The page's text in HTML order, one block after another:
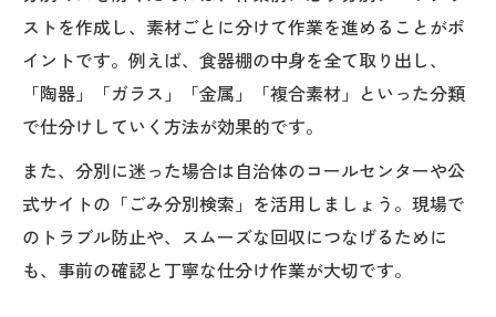
ストを作成し、素材ごとに分けて作業を進めることがポ
イントです。例えば、食器棚の中身を全て取り出し、
「陶器」「ガラス」「金属」「複合素材」といった分類
で仕分けしていく方法が効果的です。
また、分別に迷った場合は自治体のコールセンターや公
式サイトの「ごみ分別検索」を活用しましょう。現場で
のトラブル防止や、スムーズな回収につなげるために
も、事前の確認と丁寧な仕分け作業が大切です。